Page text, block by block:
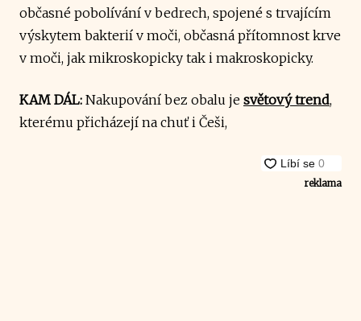
občasné pobolívání v bedrech, spojené s trvajícím
výskytem bakterií v moči, občasná přítomnost krve
v moči, jak mikroskopicky tak i makroskopicky.
KAM DÁL: Nakupování bez obalu je světový trend,
kterému přicházejí na chuť i Češi,
reklama